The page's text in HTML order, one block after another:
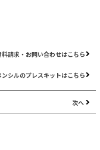
料請求・お問い合わせはこちら
ンシルのプレスキットはこちら
次へ